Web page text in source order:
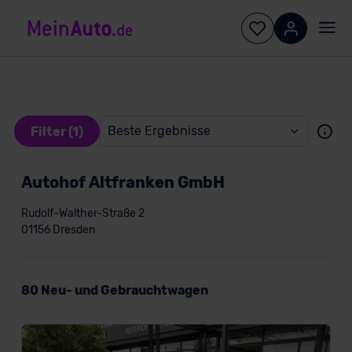
Filter (1) Beste Ergebnisse
Autohof Altfranken GmbH
Rudolf-Walther-Straße 2
01156 Dresden
Konditionen
Privatkunde
80 Neu- und Gebrauchtwagen